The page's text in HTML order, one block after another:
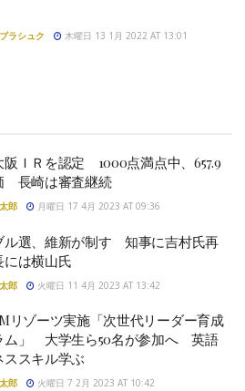
ラシュク 木曜日 13 1月 2022 AT 13:01
阪ＩＲを認定 1000点満点中、657.9
長崎は審査継続
郎 月曜日 17 4月 2023 AT 09:36
ル選、維新が制す 知事に吉村氏再
には横山氏
郎 火曜日 11 4月 2023 AT 13:42
リゾーツ実施「次世代リーダー育成
ム」 大学生ら50名が参加へ 英語
ススキル学ぶ
郎 火曜日 7 2月 2023 AT 10:42